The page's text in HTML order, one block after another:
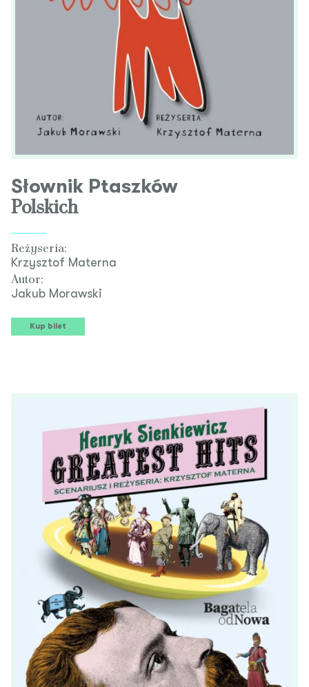
Słownik Ptaszków
Polskich
Reżyseria:
Krzysztof Materna
Autor:
Jakub Morawski
Kup bilet